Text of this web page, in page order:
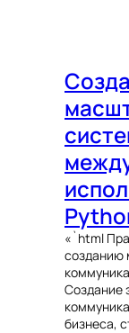
«`html
созданию
Создание
бизнеса,